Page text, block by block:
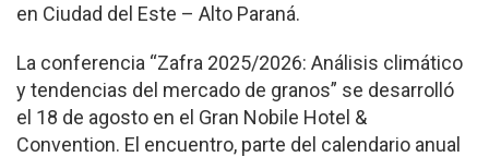
en Ciudad del Este – Alto Paraná.
La conferencia “Zafra 2025/2026: Análisis climático
y tendencias del mercado de granos” se desarrolló
el 18 de agosto en el Gran Nobile Hotel &
Convention. El encuentro, parte del calendario anual